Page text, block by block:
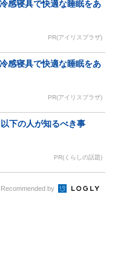
感寝具で快適な睡眠をあ
PR(アイリスプラザ)
感寝具で快適な睡眠をあ
PR(アイリスプラザ)
下の人が知るべき事
PR(くらしの話題)
Recommended by